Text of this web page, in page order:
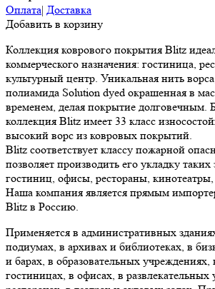
Оплата| Доставка
Добавить в корзину
Коллекция коврового покрытия Blitz
коммерческого назначения: гостиница,
культурный центр. Уникальная нить
полиамида Solution dyed окрашенная в
временем, делая покрытие долговечным.
коллекция Blitz имеет 33 класс
высокий ворс из ковровых покрытий.
Blitz соответствует классу пожарной
позволяет производить его укладку
гостиниц, офисы, рестораны,
Наша компания является прямым
Blitz в Россию.
Применяется в административных
подиумах, в архивах и библиотеках, в
и барах, в образовательных учреждениях,
гостиницах, в офисах, в развлекательных